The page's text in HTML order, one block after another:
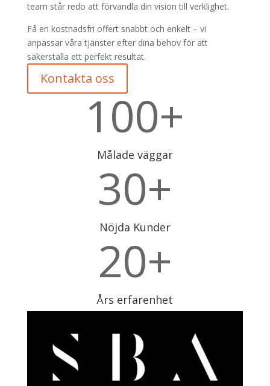
team står redo att förvandla din vision till verklighet.
Få en kostnadsfri offert snabbt och enkelt – vi
anpassar våra tjänster efter dina behov för att
säkerställa ett perfekt resultat.
Kontakta oss
100+
Målade väggar
30+
Nöjda Kunder
20+
Års erfarenhet